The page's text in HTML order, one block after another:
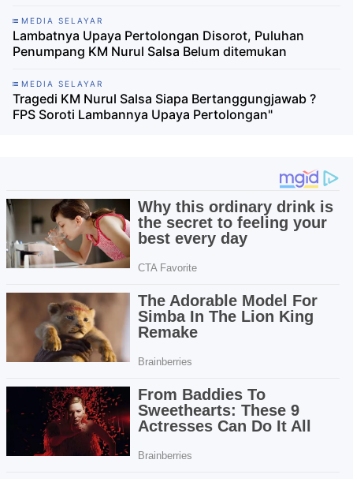
MEDIA SELAYAR
Lambatnya Upaya Pertolongan Disorot, Puluhan
Penumpang KM Nurul Salsa Belum ditemukan
MEDIA SELAYAR
Tragedi KM Nurul Salsa Siapa Bertanggungjawab ?
FPS Soroti Lambannya Upaya Pertolongan"